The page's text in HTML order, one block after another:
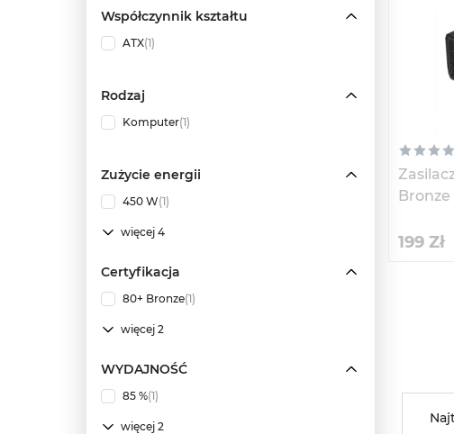
Współczynnik kształtu
ATX(1)
Rodzaj
Komputer(1)
Zużycie energii
450 W(1)
więcej 4
Certyfikacja
80+ Bronze(1)
więcej 2
WYDAJNOŚĆ
85 %(1)
więcej 2
Bronze
199 Zł